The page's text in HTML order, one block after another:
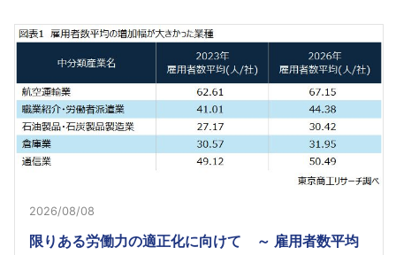
2026/08/08
限りある労働力の適正化に向けて ～ 雇用者数平均